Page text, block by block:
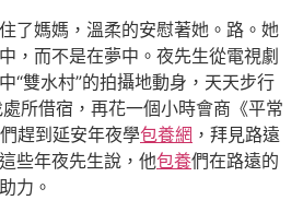
了媽媽，溫柔的安慰著她。路。她
，而不是在夢中。夜先生從電視劇
“雙水村”的拍攝地動身，天天步行
處所借宿，再花一個小時會商《平常
趕到延安年夜學包養網 ，拜見路遠
些年夜先生說，他包養們在路遠的
力。